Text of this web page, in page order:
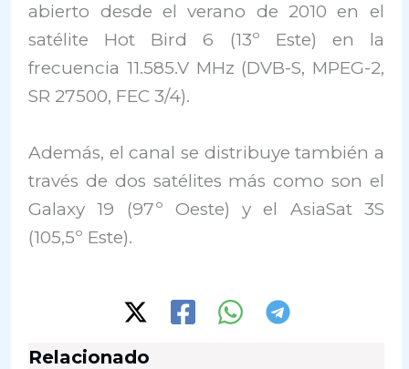
abierto desde el verano de 2010 en el
satélite Hot Bird 6 (13º Este) en la
frecuencia 11.585.V MHz (DVB-S, MPEG-2,
SR 27500, FEC 3/4).
Además, el canal se distribuye también a
través de dos satélites más como son el
Galaxy 19 (97º Oeste) y el AsiaSat 3S
(105,5º Este).
Relacionado